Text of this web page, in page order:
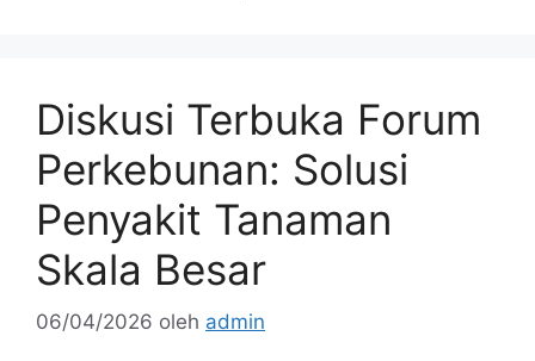
Diskusi Terbuka Forum
Perkebunan: Solusi
Penyakit Tanaman
Skala Besar
06/04/2026 oleh admin